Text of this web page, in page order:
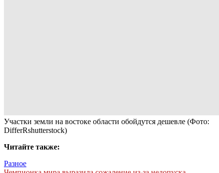
Участки земли на востоке области обойдутся дешевле (Фото:
DifferRshutterstock)
Читайте также:
Разное